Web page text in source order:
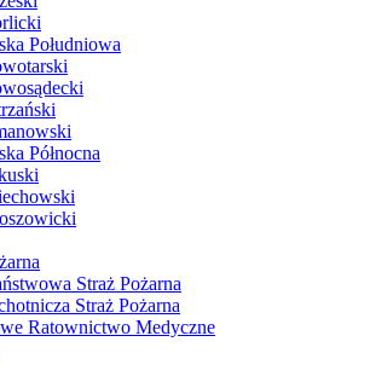
Południowa
Północna
Straż Pożarna
Straż Pożarna
Ratownictwo Medyczne